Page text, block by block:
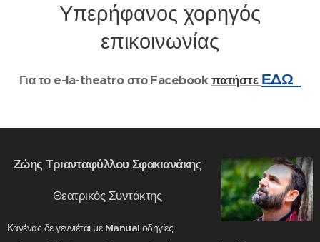
Υπερήφανος χορηγός
επικοινωνίας
Για το e-la-theatro στο Facebookπατήστε ΕΔΩ
Ζώης Τριανταφύλλου Σφακιανάκης
Θεατρικός Συντάκτης
Κανένας δε γεννιέται μεManual οδηγίες